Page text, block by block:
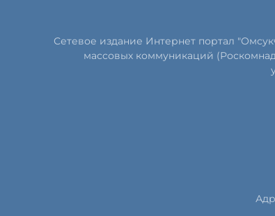
Сетевое издание Интернет портал
массовых коммуникаций